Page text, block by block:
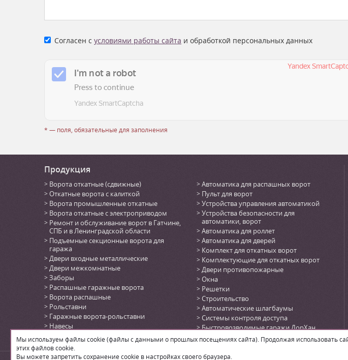
Мы используем файлы cookie (файлы с данными о прошлых посещениях сайта). Продолжая использовать
этих файлов cookie.
Вы можете запретить сохранение cookie в настройках своего браузера.
Согласен с условиями работы сайта и обработкой персональных данных
* — поля, обязательные для заполнения
Продукция
Ворота откатные (сдвижные)
Откатные ворота с калиткой
Ворота промышленные откатные
Ворота откатные с электроприводом
Ремонт и обслуживание ворот в Гатчине,
СПБ и в Ленинградской области
Подъемные секционные ворота для
гаража
Двери входные металлические
Двери межкомнатные
Заборы
Распашные гаражные ворота
Ворота распашные
Рольставни
Гаражные ворота-рольставни
Навесы
Автоматика для откатных ворот
Автоматика для секционных ворот
Автоматика для распашных ворот
Пульт для ворот
Устройства управления автоматикой
Устройства безопасности для
автоматики, ворот
Автоматика для роллет
Автоматика для дверей
Комплект для откатных ворот
Комплектующие для откатных ворот
Двери противопожарные
Окна
Решетки
Строительство
Автоматические шлагбаумы
Системы контроля доступа
Быстровозводимые гаражи ДорХан